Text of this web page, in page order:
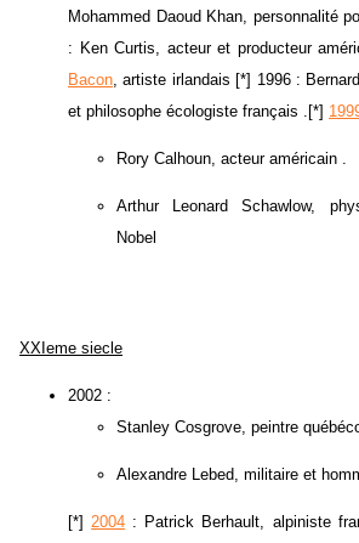
Mohammed Daoud Khan, personnalité
: Ken Curtis, acteur et producteur
Bacon, artiste irlandais [*] 1996 :
et philosophe écologiste français .[*]
Rory Calhoun, acteur américain .
Arthur Leonard Schawlow,
Nobel
XXIeme siecle
2002 :
Stanley Cosgrove, peintre
Alexandre Lebed, militaire et
[*]2004 : Patrick Berhault, alpiniste